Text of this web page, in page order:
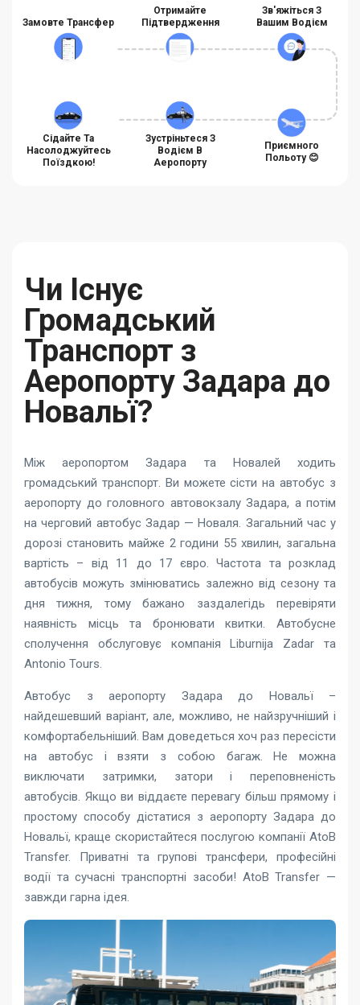
Замовте Трансфер
Отримайте
Підтвердження
Зв'яжіться З
Вашим Водієм
Сідайте Та
Насолоджуйтесь
Поїздкою!
Зустріньтеся З
Водієм В
Аеропорту
Приємного
Польоту 😊
Чи Існує
Громадський
Транспорт з
Аеропорту Задара до
Новальї?
Між аеропортом Задара та Новалей ходить
громадський транспорт. Ви можете сісти на автобус з
аеропорту до головного автовокзалу Задара, а потім
на черговий автобус Задар — Новаля. Загальний час у
дорозі становить майже 2 години 55 хвилин, загальна
вартість – від 11 до 17 євро. Частота та розклад
автобусів можуть змінюватись залежно від сезону та
дня тижня, тому бажано заздалегідь перевіряти
наявність місць та бронювати квитки. Автобусне
сполучення обслуговує компанія Liburnija Zadar та
Antonio Tours.
Автобус з аеропорту Задара до Новальї –
найдешевший варіант, але, можливо, не найзручніший і
комфортабельніший. Вам доведеться хоч раз пересісти
на автобус і взяти з собою багаж. Не можна
виключати затримки, затори і переповненість
автобусів. Якщо ви віддаєте перевагу більш прямому і
простому способу дістатися з аеропорту Задара до
Новальї, краще скористайтеся послугою компанії AtoB
Transfer. Приватні та групові трансфери, професійні
водії та сучасні транспортні засоби! AtoB Transfer —
завжди гарна ідея.